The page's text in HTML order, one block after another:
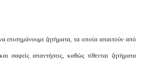
επισημάνουμε ζητήματα, τα οποία απαιτούν από
σαφείς απαντήσεις, καθώς τίθενται ζητήματα